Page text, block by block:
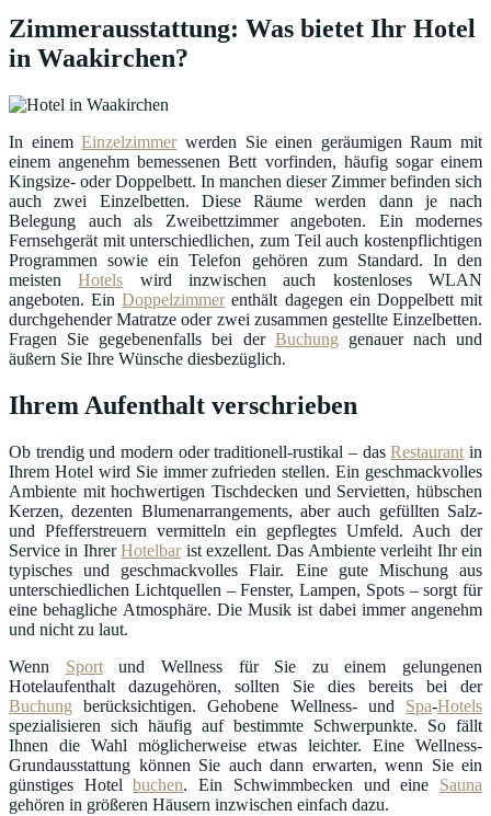
Zimmerausstattung: Was bietet Ihr Hotel
in Waakirchen?
In einemEinzelzimmerwerden Sie einen geräumigen Raum mit
einem angenehm bemessenen Bett vorfinden, häufig sogar einem
Kingsize- oder Doppelbett. In manchen dieser Zimmer befinden sich
auch zwei Einzelbetten. Diese Räume werden dann je nach
Belegung auch als Zweibettzimmer angeboten. Ein modernes
Fernsehgerät mit unterschiedlichen, zum Teil auch kostenpflichtigen
Programmen sowie ein Telefon gehören zum Standard. In den
meistenHotels wird inzwischen auch kostenloses WLAN
angeboten. EinDoppelzimmerenthält dagegen ein Doppelbett mit
durchgehender Matratze oder zwei zusammen gestellte Einzelbetten.
Fragen Sie gegebenenfalls bei der Buchung genauer nach und
äußern Sie Ihre Wünsche diesbezüglich.
Ihrem Aufenthalt verschrieben
Ob trendig und modern oder traditionell-rustikal – dasRestaurant in
Ihrem Hotel wird Sie immer zufrieden stellen. Ein geschmackvolles
Ambiente mit hochwertigen Tischdecken und Servietten, hübschen
Kerzen, dezenten Blumenarrangements, aber auch gefüllten Salz-
und Pfefferstreuern vermitteln ein gepflegtes Umfeld. Auch der
Service in IhrerHotelbarist exzellent. Das Ambiente verleiht Ihr ein
typisches und geschmackvolles Flair. Eine gute Mischung aus
unterschiedlichen Lichtquellen – Fenster, Lampen, Spots – sorgt für
eine behagliche Atmosphäre. Die Musik ist dabei immer angenehm
und nicht zu laut.
Wenn Sportund Wellness für Sie zu einem gelungenen
Hotelaufenthalt dazugehören, sollten Sie dies bereits bei der
Buchung berücksichtigen. Gehobene Wellness- und Spa-Hotels
spezialisieren sich häufig auf bestimmte Schwerpunkte. So fällt
Ihnen die Wahl möglicherweise etwas leichter. Eine Wellness-
Grundausstattung können Sie auch dann erwarten, wenn Sie ein
günstiges Hotelbuchen. Ein Schwimmbecken und eine Sauna
gehören in größeren Häusern inzwischen einfach dazu.